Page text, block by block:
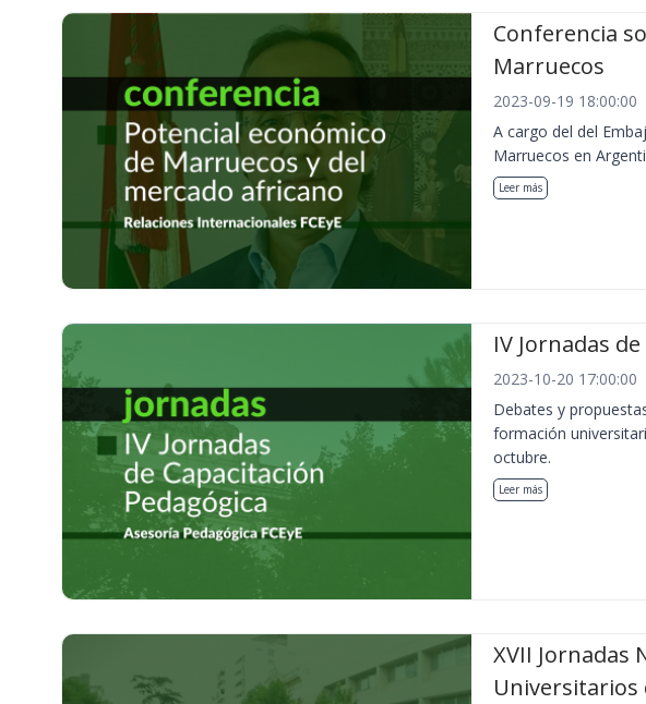
Conferencia
Marruecos
2023-09-19 18:00:00
A cargo del del
Marruecos en
Leer más
IV Jornadas
2023-10-20 17:00:00
Debates y
formación
octubre.
Leer más
XVII Jornadas
Universitarios